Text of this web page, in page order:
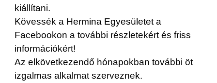
kiállítani.
Kövessék a Hermina Egyesületet a
Facebookon a további részletekért és friss
információkért!
Az elkövetkezendő hónapokban további öt
izgalmas alkalmat szerveznek.